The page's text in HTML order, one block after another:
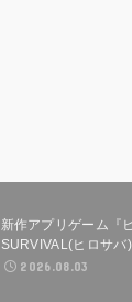
新作アプリゲーム『
SURVIVAL(ヒロサ
2026.08.03